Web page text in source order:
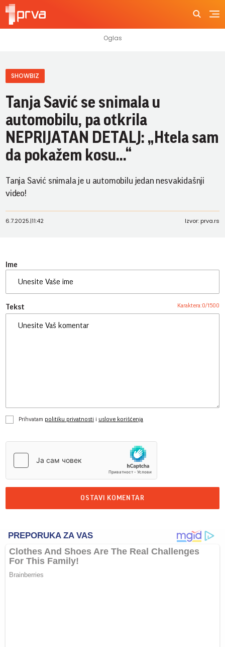
SHOWBIZ
Tanja Savić se snimala u
automobilu, pa otkrila
NEPRIJATAN DETALJ: „Htela sam
da pokažem kosu…“
Tanja Savić snimala je u automobilu jedan nesvakidašnji
video!
6.7.2025.|11:42 Izvor: prva.rs
Ime
Tekst Karaktera:0/1500
Prihvatam politiku privatnosti i uslove korišćenja
OSTAVI KOMENTAR